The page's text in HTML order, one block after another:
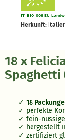
IT-BIO-008 EU-
Herkunft:
18 x
Spaghetti
18
perfekte
fein-
hergestellt
zertifiziert